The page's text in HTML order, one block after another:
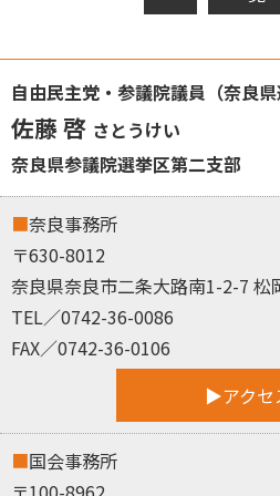
自由民主党・参議院議員（奈良県
佐藤 啓 さとうけい
奈良県参議院選挙区第二支部
奈良事務所
〒630-8012
奈良県奈良市二条大路南1-2-7 松
TEL／0742-36-0086
FAX／0742-36-0106
アクセ
国会事務所